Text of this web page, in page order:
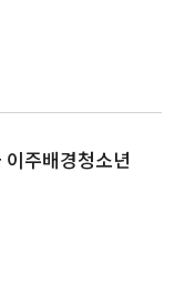
주배경청소년